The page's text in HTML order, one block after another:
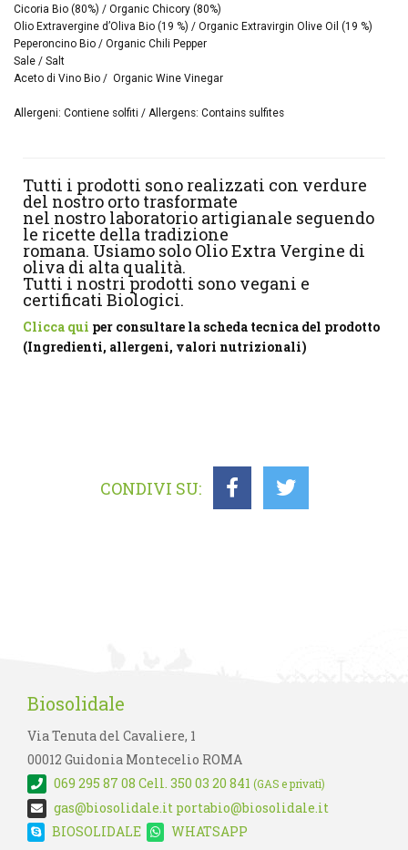
Cicoria Bio (80%) / Organic Chicory (80%)
Olio Extravergine d’Oliva Bio (19 %) / Organic Extravirgin Olive Oil (19 %)
Peperoncino Bio / Organic Chili Pepper
Sale / Salt
Aceto di Vino Bio / Organic Wine Vinegar
Allergeni: Contiene solfiti / Allergens: Contains sulfites
Tutti i prodotti sono realizzati con verdure
del nostro orto trasformate
nel nostro laboratorio artigianale seguendo
le ricette della tradizione
romana. Usiamo solo Olio Extra Vergine di
oliva di alta qualità.
Tutti i nostri prodotti sono vegani e
certificati Biologici.
Clicca qui per consultare la scheda tecnica del prodotto
(Ingredienti, allergeni, valori nutrizionali)
CONDIVI SU:
Biosolidale
Via Tenuta del Cavaliere, 1
00012 Guidonia Montecelio ROMA
069 295 87 08 Cell. 350 03 20 841 (GAS e privati)
gas@biosolidale.it portabio@biosolidale.it
BIOSOLIDALE
WHATSAPP